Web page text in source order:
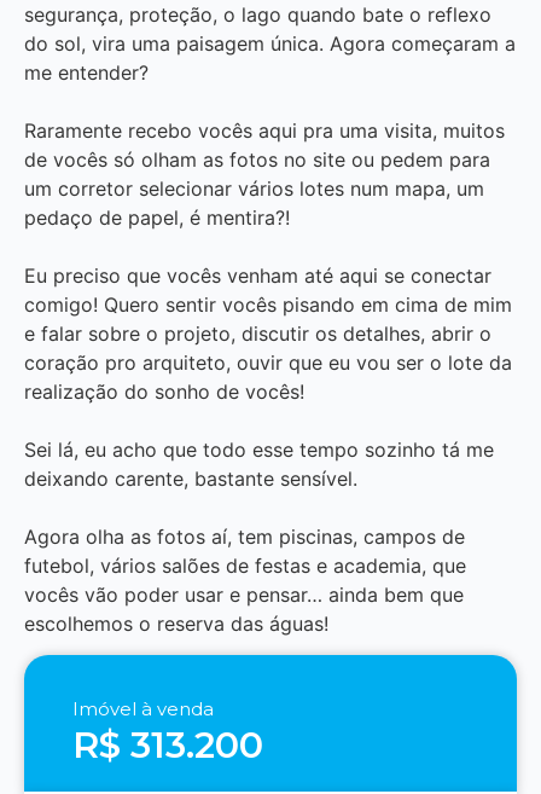
segurança, proteção, o lago quando bate o reflexo
do sol, vira uma paisagem única. Agora começaram a
me entender?
Raramente recebo vocês aqui pra uma visita, muitos
de vocês só olham as fotos no site ou pedem para
um corretor selecionar vários lotes num mapa, um
pedaço de papel, é mentira?!
Eu preciso que vocês venham até aqui se conectar
comigo! Quero sentir vocês pisando em cima de mim
e falar sobre o projeto, discutir os detalhes, abrir o
coração pro arquiteto, ouvir que eu vou ser o lote da
realização do sonho de vocês!
Sei lá, eu acho que todo esse tempo sozinho tá me
deixando carente, bastante sensível.
Agora olha as fotos aí, tem piscinas, campos de
futebol, vários salões de festas e academia, que
vocês vão poder usar e pensar… ainda bem que
escolhemos o reserva das águas!
Imóvel à venda
R$ 313.200